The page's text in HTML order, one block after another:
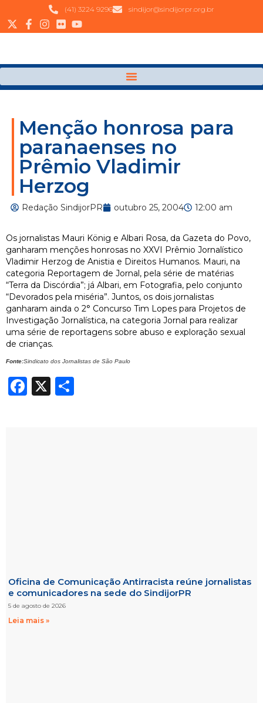
(41) 3224 9296 sindijor@sindijorpr.org.br
Menção honrosa para
paranaenses no
Prêmio Vladimir
Herzog
Redação SindijorPR outubro 25, 2004 12:00 am
Os jornalistas Mauri König e Albari Rosa, da Gazeta do Povo,
ganharam menções honrosas no XXVI Prêmio Jornalístico
Vladimir Herzog de Anistia e Direitos Humanos. Mauri, na
categoria Reportagem de Jornal, pela série de matérias
“Terra da Discórdia”; já Albari, em Fotografia, pelo conjunto
“Devorados pela miséria”. Juntos, os dois jornalistas
ganharam ainda o 2° Concurso Tim Lopes para Projetos de
Investigação Jornalística, na categoria Jornal para realizar
uma série de reportagens sobre abuso e exploração sexual
de crianças.
Fonte:Sindicato dos Jornalistas de São Paulo
Facebook
X
Oficina de Comunicação Antirracista reúne jornalistas
e comunicadores na sede do SindijorPR
5 de agosto de 2026
Leia mais »